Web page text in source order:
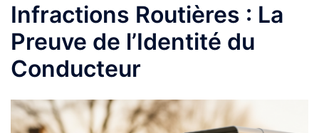
Infractions Routières : La
Preuve de l’Identité du
Conducteur